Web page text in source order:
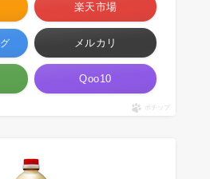
楽天市場
メルカリ
Qoo10
ポチップ